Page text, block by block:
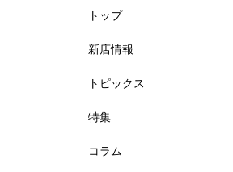
トップ
新店情報
トピックス
特集
コラム